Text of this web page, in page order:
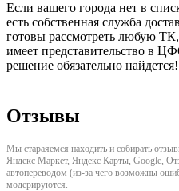
Если вашего города нет в
есть собственная служба
готовы рассмотреть любую
имеет представительство в
решение обязательно найдется!
Отзывы
Мы стараяемся находить и собирать
Яндекс Маркет, Яндекс Карты, Google,
автопереводом (из-за чего возможны
модерируются.